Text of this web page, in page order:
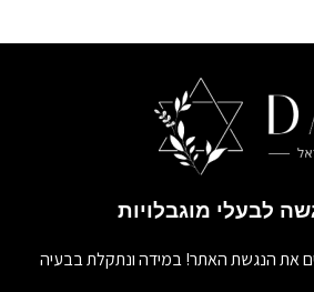
לבעלי מוגבלויות
את הנגשת האתר! במידה ונתקלת בבעיה